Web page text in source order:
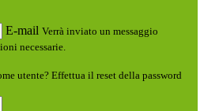
E-mail Verrà inviato un messaggio
necessarie.
utente? Effettua il reset della password